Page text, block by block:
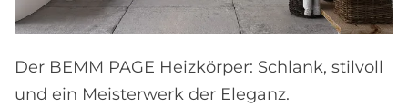
Der BEMM PAGE Heizkörper: Schlank, stilvoll
und ein Meisterwerk der Eleganz.